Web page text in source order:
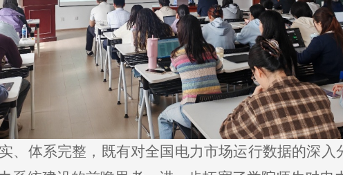
、体系完整，既有对全国电力市场运行数据的深入